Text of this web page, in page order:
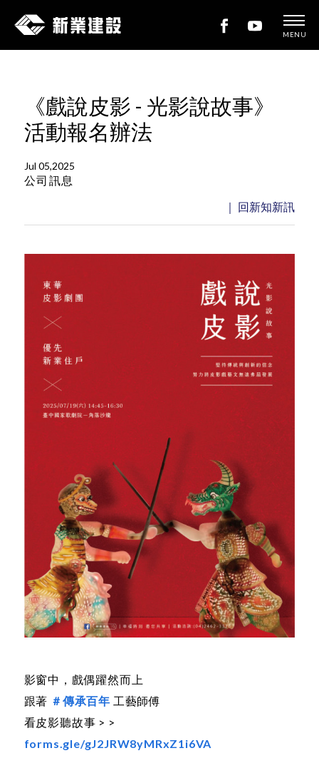
新
設
MENU
《戲說皮影 - 光影說故事》
活動報名辦法
Jul 05,2025
公司訊息
｜ 回新知新訊
影窗中，戲偶躍然而上
跟著 ＃傳承百年 工藝師傅
看皮影聽故事 > >
forms.gle/gJ2JRW8yMRxZ1i6VA